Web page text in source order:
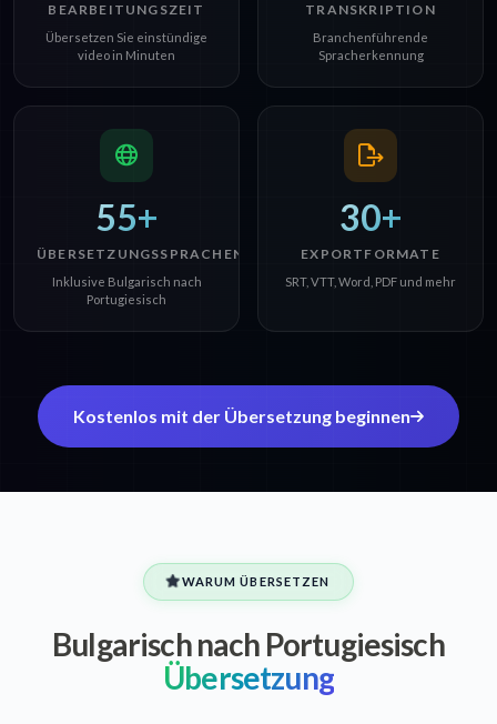
BEARBEITUNGSZEIT
Übersetzen Sie einstündige
video in Minuten
TRANSKRIPTION
Branchenführende
Spracherkennung
55+
ÜBERSETZUNGSSPRACHEN
Inklusive Bulgarisch nach
Portugiesisch
30+
EXPORTFORMATE
SRT, VTT, Word, PDF und mehr
Kostenlos mit der Übersetzung beginnen
WARUM ÜBERSETZEN
Bulgarisch nach Portugiesisch
Übersetzung